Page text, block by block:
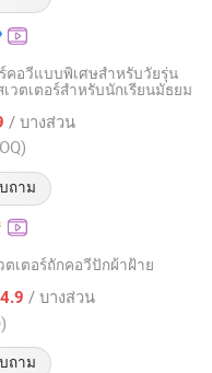
ร์คอวีแบบพิเศษสำหรับวัยรุ่น
เวตเตอร์สำหรับนักเรียนมัธยม
/ บางส่วน
ถาม
าจาก 2024
ตเตอร์ถักคอวีปักผ้าฝ้าย
/ บางส่วน
ถาม
Donglijia Clothing
าจาก 2026